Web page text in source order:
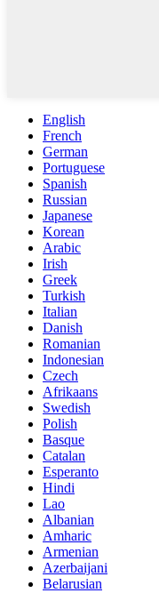
English
French
German
Portuguese
Spanish
Russian
Japanese
Korean
Arabic
Irish
Greek
Turkish
Italian
Danish
Romanian
Indonesian
Czech
Afrikaans
Swedish
Polish
Basque
Catalan
Esperanto
Hindi
Lao
Albanian
Amharic
Armenian
Azerbaijani
Belarusian